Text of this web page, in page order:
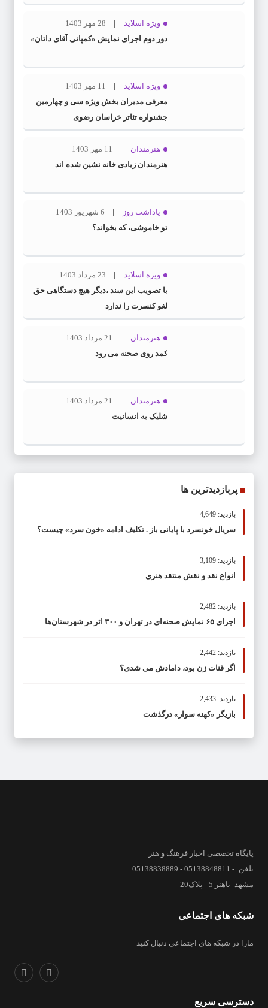
ویژه اسلاید
28 مهر 1403
دور دوم اجرای نمایش «کمپانی آقای داتان»
ویژه اسلاید
11 مهر 1403
معرفی مدیران بخش ویژه سی و چهارمین
جشنواره تئاتر خراسان رضوی
هنرمندان
11 مهر 1403
هنرمندان زیادی خانه نشین شده اند
یاداشت روز
6 شهریور 1403
تو خاموشی، که بخواند؟
ویژه اسلاید
23 مرداد 1403
با تصویب این سند ،دیگر هیچ دستگاهی حق
لغو کنسرت را ندارد
هنرمندان
21 مرداد 1403
کمد روی صحنه می رود
هنرمندان
21 مرداد 1403
شلیک به انسانیت
پربازدیدترین ها
بازدید: 4,649
سریال خونسرد با پایانی باز . تکلیف ادامه «خون سرد» چیست؟
بازدید: 3,109
انواع نقد و نقش منتقد هنری
بازدید: 2,482
اجرای ۶۵ نمایش صحنه‌ای در تهران و ۳۰۰ اثر در شهرستان‌ها
بازدید: 2,442
اگر قنات زن بود، دامادش می شدی؟
بازدید: 2,433
بازیگر «کهنه سوار» درگذشت
پایگاه تخصصی اخبار فرهنگ و هنر
تلفن: - 05138848811 - 05138838889
مشهد- باهنر 5 - پلاک20
شبکه های اجتماعی
مارا در شبکه های اجتماعی دنبال کنید
دسترسی سریع